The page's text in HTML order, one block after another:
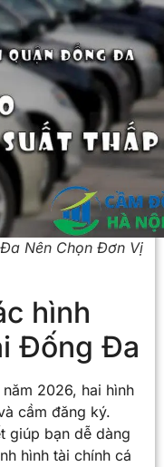
Nên Chọn Đơn Vị
hình
Đống Đa
2026, hai hình
cầm đăng ký.
giúp bạn dễ dàng
hình tài chính cá